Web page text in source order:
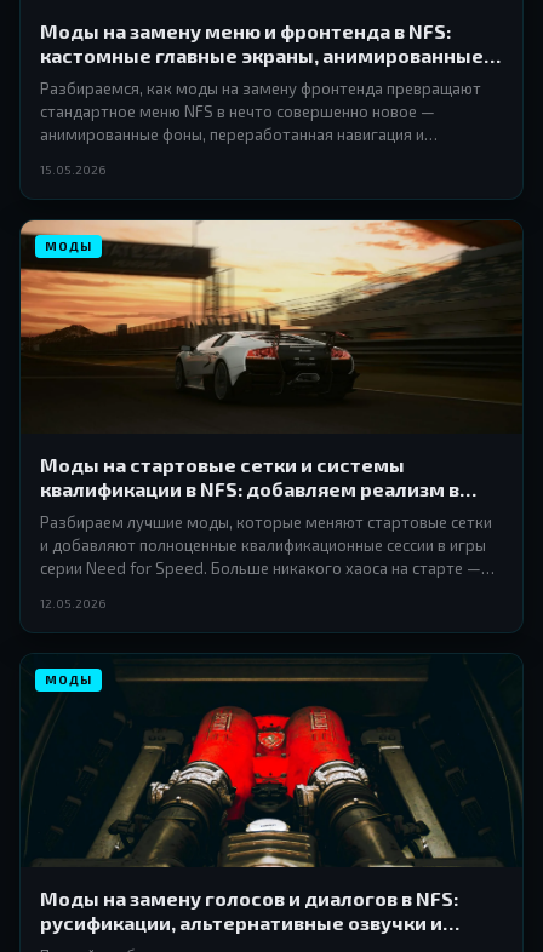
Моды на замену меню и фронтенда в NFS:
кастомные главные экраны, анимированные
фоны и переработанная навигация
Разбираемся, как моды на замену фронтенда превращают
стандартное меню NFS в нечто совершенно новое —
анимированные фоны, переработанная навигация и
игры ещё до старта гонки.
15.05.2026
МОДЫ
Моды на стартовые сетки и системы
квалификации в NFS: добавляем реализм в
структуру гоночных событий
Разбираем лучшие моды, которые меняют стартовые сетки
и добавляют полноценные квалификационные сессии в игры
серии Need for Speed. Больше никакого хаоса на старте —
12.05.2026
МОДЫ
Моды на замену голосов и диалогов в NFS:
русификации, альтернативные озвучки и
звуковые скрипты